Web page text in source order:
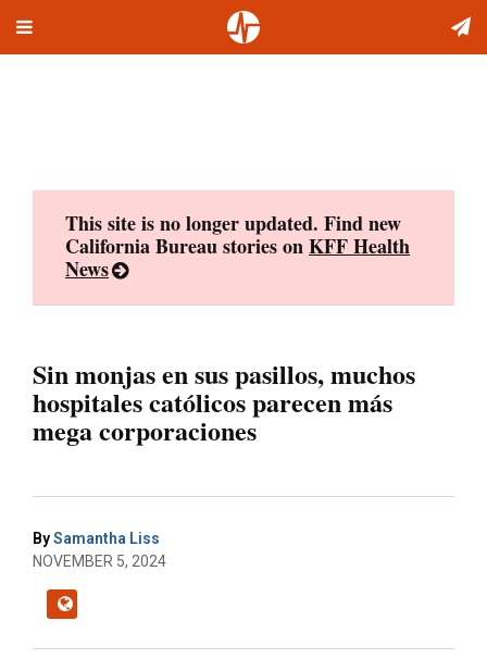
Toggle
This site is no longer updated. Find new
California Bureau stories onKFF Health
News
Sin monjas en sus pasillos, muchos
hospitales católicos parecen más
mega corporaciones
BySamantha Liss
NOVEMBER 5, 2024